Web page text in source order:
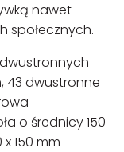
nawet
społecznych.
dwustronnych
43 dwustronne
o średnicy 150
150 mm